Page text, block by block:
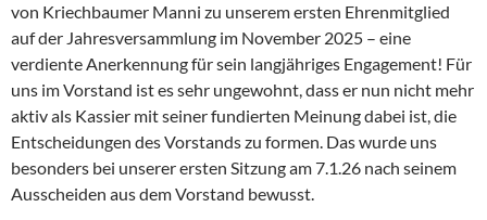
von Kriechbaumer Manni zu unserem ersten Ehrenmitglied
auf der Jahresversammlung im November 2025 – eine
verdiente Anerkennung für sein langjähriges Engagement! Für
uns im Vorstand ist es sehr ungewohnt, dass er nun nicht mehr
aktiv als Kassier mit seiner fundierten Meinung dabei ist, die
Entscheidungen des Vorstands zu formen. Das wurde uns
besonders bei unserer ersten Sitzung am 7.1.26 nach seinem
Ausscheiden aus dem Vorstand bewusst.